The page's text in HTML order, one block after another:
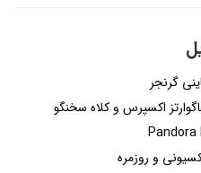
گرنجر
اکسپرس و کلاه سخنگو
و روزمره